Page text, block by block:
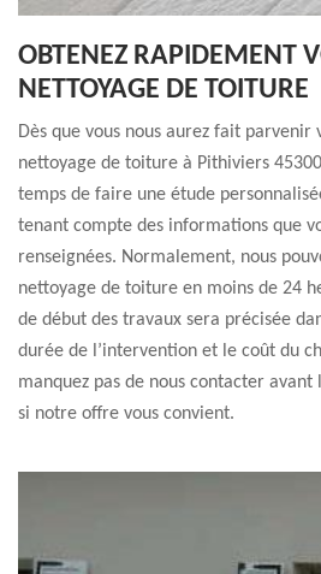
OBTENEZ RAPIDEMENT
NETTOYAGE DE TOITURE
Dès que vous nous aurez fait parvenir
nettoyage de toiture à Pithiviers
temps de faire une étude
tenant compte des informations que
renseignées. Normalement, nous
nettoyage de toiture en moins de 24
de début des travaux sera précisée
durée de l’intervention et le coût du
manquez pas de nous contacter
si notre offre vous convient.